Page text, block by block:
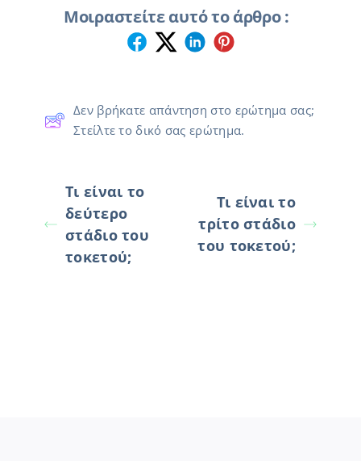
Μοιραστείτε αυτό το άρθρο :
Δεν βρήκατε απάντηση στο ερώτημα σας;
Στείλτε το δικό σας ερώτημα.
Τι είναι το
δεύτερο
στάδιο του
τοκετού;
Τι είναι το
τρίτο στάδιο
του τοκετού;